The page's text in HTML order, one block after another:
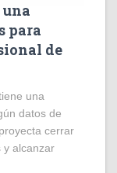
una
para
de
una
datos de
cerrar
y alcanzar